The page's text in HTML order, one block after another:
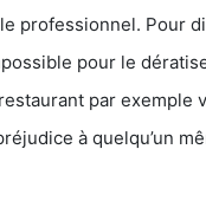
professionnel. Pour
pour le
par exemple
à quelqu’un